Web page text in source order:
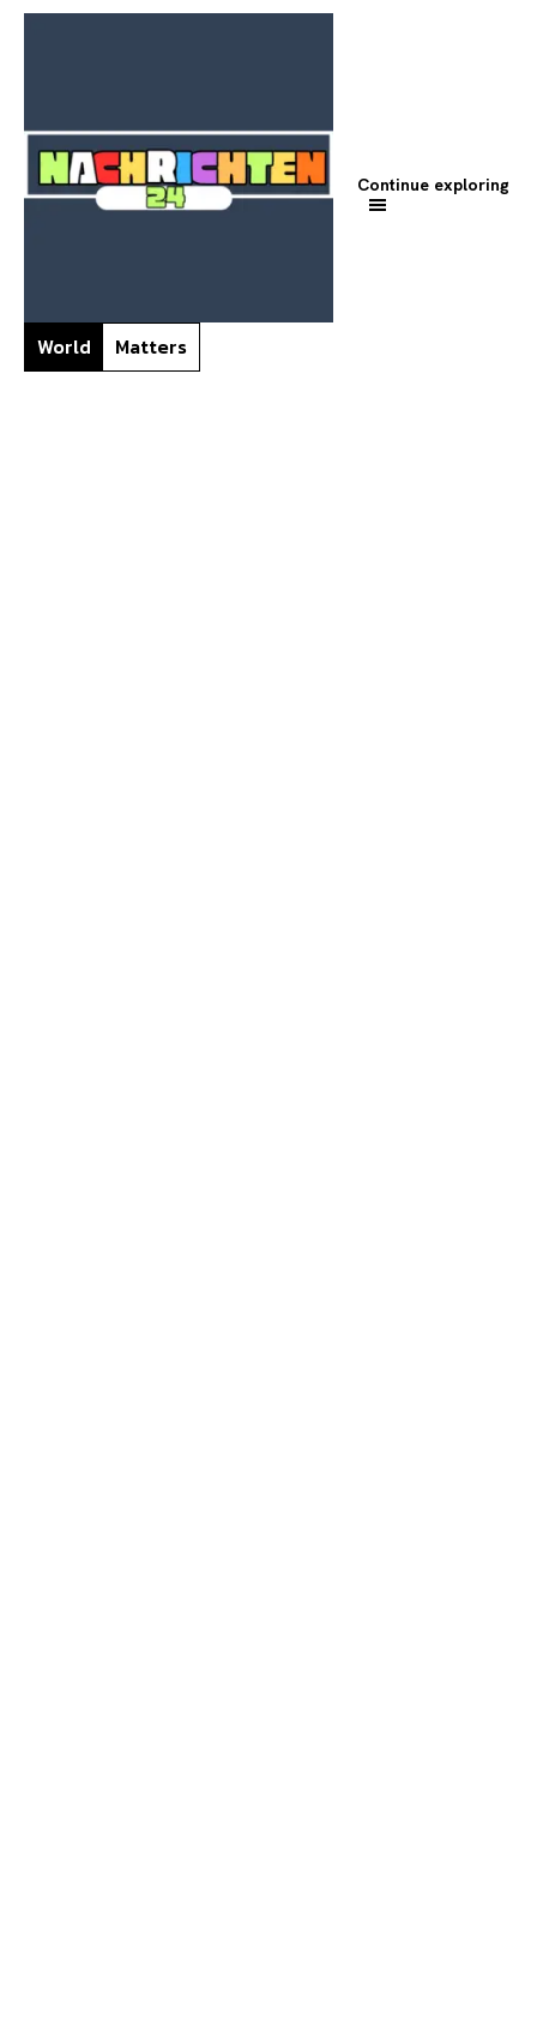
World Matters
Continue exploring